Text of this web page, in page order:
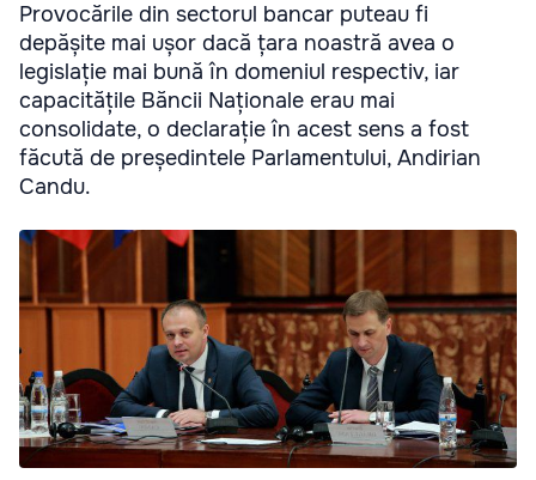
Provocările din sectorul bancar puteau fi
depășite mai ușor dacă țara noastră avea o
legislație mai bună în domeniul respectiv, iar
capacitățile Băncii Naționale erau mai
consolidate, o declarație în acest sens a fost
făcută de președintele Parlamentului, Andirian
Candu.